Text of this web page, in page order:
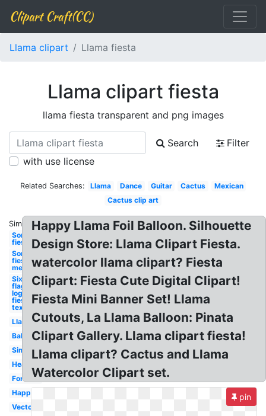
Clipart Craft(CC)
Llama clipart Llama fiesta
Llama clipart fiesta
llama fiesta transparent and png images
Search
Filter
with use license
Related Searches: Llama Dance Guitar Cactus
Mexican
Cactus clip art
Similar:
Sombrero
fiesta
Sombrero
fiesta
mexican
Six
flags
logo
fiesta
texas
Llama
Baby
Simple
Head
Fortnite
Happy
Vector
Happy Llama Foil Balloon. Silhouette
Design Store: Llama Clipart Fiesta.
watercolor llama clipart? Fiesta
Clipart: Fiesta Cute Digital Clipart!
Fiesta Mini Banner Set! Llama
Cutouts, La Llama Balloon: Pinata
Clipart Gallery. Llama clipart fiesta!
Llama clipart? Cactus and Llama
Watercolor Clipart set.
pin